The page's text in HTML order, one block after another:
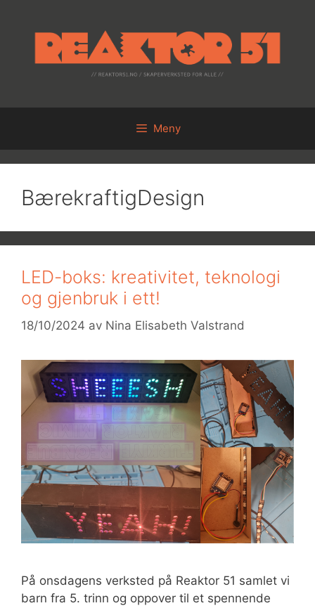
Meny
BærekraftigDesign
LED-boks: kreativitet, teknologi
og gjenbruk i ett!
18/10/2024 av Nina Elisabeth Valstrand
På onsdagens verksted på Reaktor 51 samlet vi
barn fra 5. trinn og oppover til et spennende